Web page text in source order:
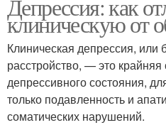
Депрессия: как
клиническую от
Клиническая депрессия,
расстройство, — это
депрессивного состояния,
только подавленность и
соматических нарушений.